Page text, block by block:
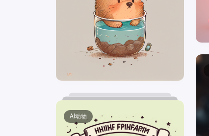
AI动物